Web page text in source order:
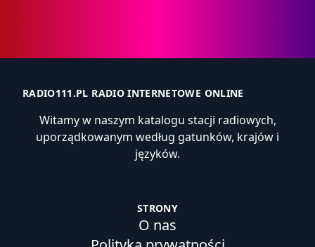
RADIO111.PL RADIO INTERNETOWE ONLINE
Witamy w naszym katalogu stacji radiowych,
uporządkowanym według gatunków, krajów i
języków.
STRONY
O nas